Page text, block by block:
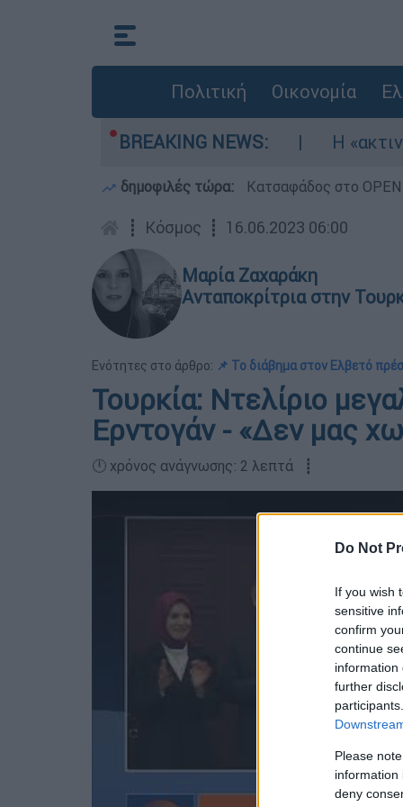
Do Not
If you wish
sensitive
confirm
continue
information
further
Please
information
deny
Πολιτική Οικονομία
BREAKING NEWS:
τρία αεροσκάφη Η
δημοφιλές τώρα: Κατσαφάδος στο
┋ Κόσμος ┋ 16.06.2023 06:00
Μαρία Ζαχαράκη
Ανταποκρίτρια στην
Ενότητες στο άρθρο: 📌 Το διάβημα στον Ελβετό
Τουρκία: Ντελίριο
Ερντογάν - «Δεν μας
🕛 χρόνος ανάγνωσης: 2 λεπτά ┋